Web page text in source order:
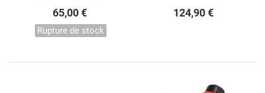
65,00 €
Rupture de stock
124,90 €